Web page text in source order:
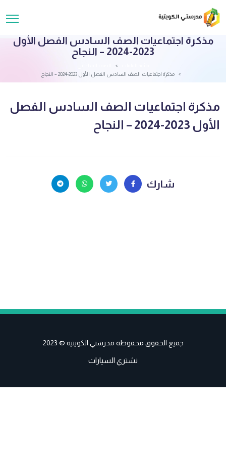
مذكرة اجتماعيات الصف السادس الفصل الأول
2023-2024 – النجاح
مذكرة اجتماعيات الصف السادس الفصل الأول 2023-2024 – النجاح
مذكرة اجتماعيات الصف السادس الفصل
الأول 2023-2024 – النجاح
شارك
جميع الحقوق محفوظة مدرستي الكويتية © 2023
نشتري السيارات